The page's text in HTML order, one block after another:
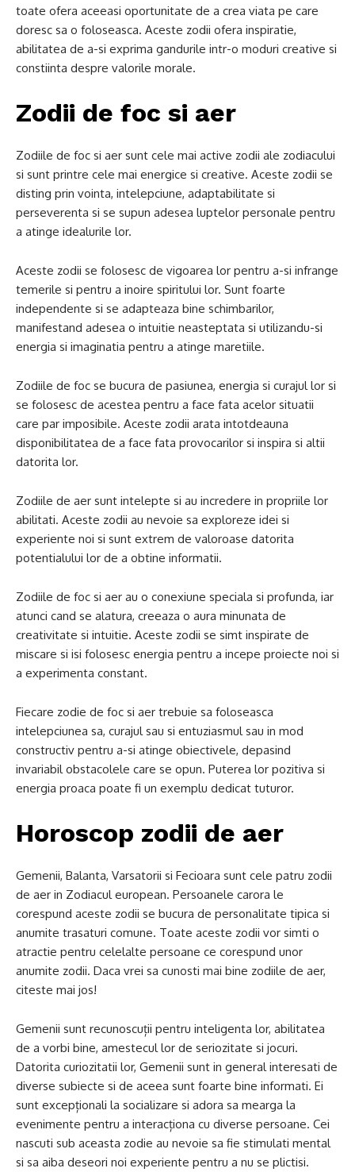
toate ofera aceeasi oportunitate de a crea viata pe care
doresc sa o foloseasca. Aceste zodii ofera inspiratie,
abilitatea de a-si exprima gandurile intr-o moduri creative si
constiinta despre valorile morale.
Zodii de foc si aer
Zodiile de foc si aer sunt cele mai active zodii ale zodiacului
si sunt printre cele mai energice si creative. Aceste zodii se
disting prin vointa, intelepciune, adaptabilitate si
perseverenta si se supun adesea luptelor personale pentru
a atinge idealurile lor.
Aceste zodii se folosesc de vigoarea lor pentru a-si infrange
temerile si pentru a inoire spiritului lor. Sunt foarte
independente si se adapteaza bine schimbarilor,
manifestand adesea o intuitie neasteptata si utilizandu-si
energia si imaginatia pentru a atinge maretiile.
Zodiile de foc se bucura de pasiunea, energia si curajul lor si
se folosesc de acestea pentru a face fata acelor situatii
care par imposibile. Aceste zodii arata intotdeauna
disponibilitatea de a face fata provocarilor si inspira si altii
datorita lor.
Zodiile de aer sunt intelepte si au incredere in propriile lor
abilitati. Aceste zodii au nevoie sa exploreze idei si
experiente noi si sunt extrem de valoroase datorita
potentialului lor de a obtine informatii.
Zodiile de foc si aer au o conexiune speciala si profunda, iar
atunci cand se alatura, creeaza o aura minunata de
creativitate si intuitie. Aceste zodii se simt inspirate de
miscare si isi folosesc energia pentru a incepe proiecte noi si
a experimenta constant.
Fiecare zodie de foc si aer trebuie sa foloseasca
intelepciunea sa, curajul sau si entuziasmul sau in mod
constructiv pentru a-si atinge obiectivele, depasind
invariabil obstacolele care se opun. Puterea lor pozitiva si
energia proaca poate fi un exemplu dedicat tuturor.
Horoscop zodii de aer
Gemenii, Balanta, Varsatorii si Fecioara sunt cele patru zodii
de aer in Zodiacul european. Persoanele carora le
corespund aceste zodii se bucura de personalitate tipica si
anumite trasaturi comune. Toate aceste zodii vor simti o
atractie pentru celelalte persoane ce corespund unor
anumite zodii. Daca vrei sa cunosti mai bine zodiile de aer,
citeste mai jos!
Gemenii sunt recunoscuții pentru inteligenta lor, abilitatea
de a vorbi bine, amestecul lor de seriozitate si jocuri.
Datorita curiozitatii lor, Gemenii sunt in general interesati de
diverse subiecte si de aceea sunt foarte bine informati. Ei
sunt excepționali la socializare si adora sa mearga la
evenimente pentru a interacționa cu diverse persoane. Cei
nascuti sub aceasta zodie au nevoie sa fie stimulati mental
si sa aiba deseori noi experiente pentru a nu se plictisi.